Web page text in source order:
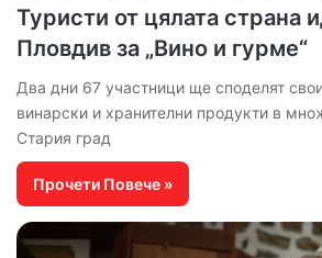
Туристи от цялата страна
Пловдив за „Вино и гурме“
Два дни 67 участници ще споделят
винарски и хранителни продукти в
Стария град
Прочети Повече »